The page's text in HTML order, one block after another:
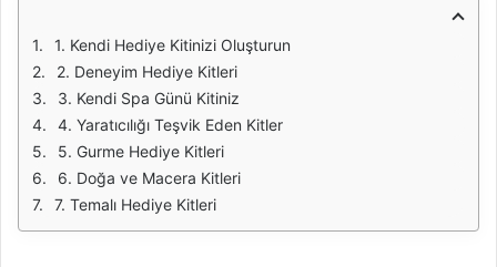
1. Kendi Hediye Kitinizi Oluşturun
2. Deneyim Hediye Kitleri
3. Kendi Spa Günü Kitiniz
4. Yaratıcılığı Teşvik Eden Kitler
5. Gurme Hediye Kitleri
6. Doğa ve Macera Kitleri
7. Temalı Hediye Kitleri